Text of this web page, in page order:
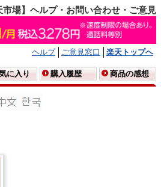
市場】ヘルプ・お問い合わせ・ご意見
ヘルプ ご意見窓口
楽天トップへ
に入り 購入履歴 商品の感想